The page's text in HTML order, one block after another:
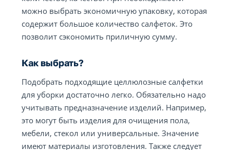
можно выбрать экономичную упаковку, которая
содержит большое количество салфеток. Это
позволит сэкономить приличную сумму.
Как выбрать?
Подобрать подходящие целлюлозные салфетки
для уборки достаточно легко. Обязательно надо
учитывать предназначение изделий. Например,
это могут быть изделия для очищения пола,
мебели, стекол или универсальные. Значение
имеют материалы изготовления. Также следует